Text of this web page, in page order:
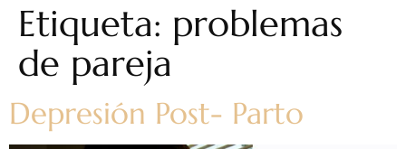
Etiqueta: problemas
de pareja
Depresión Post- Parto